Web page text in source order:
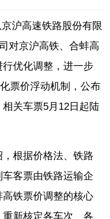
沪高速铁路股份有限
对京沪高铁、合蚌高
优化调整，进一步
票价浮动机制，公布
关车票5月12日起陆
根据价格法、铁路
客票由铁路运输企
铁票价调整的核心
新核定各车次、各